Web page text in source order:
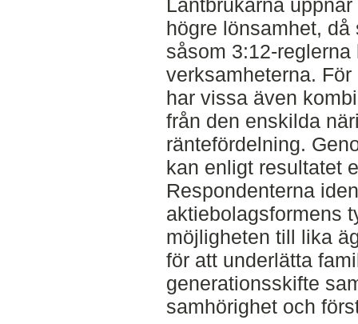
Lantbrukarna
högre lönsamhet,
såsom 3:12-
verksamheterna.
har vissa även
från den enskilda
räntefördelning.
kan enligt resultatet
Respondenterna
aktiebolagsformens
möjligheten till lika
för att underlätta
generationsskifte
samhörighet och